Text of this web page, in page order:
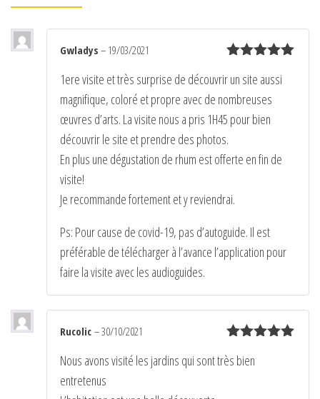
:
5
Gwladys – 19/03/2021
1ere visite et très surprise de découvrir un site aussi
magnifique, coloré et propre avec de nombreuses
œuvres d’arts. La visite nous a pris 1H45 pour bien
découvrir le site et prendre des photos.
En plus une dégustation de rhum est offerte en fin de
visite!
Je recommande fortement et y reviendrai.
Ps: Pour cause de covid-19, pas d’autoguide. Il est
préférable de télécharger à l’avance l’application pour
faire la visite avec les audioguides.
5
Rucolic –30/10/2021
Nous avons visité les jardins qui sont très bien
entretenus